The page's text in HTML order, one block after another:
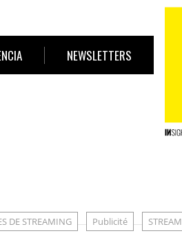
NEWSLETTERS
DE STREAMING Publicité